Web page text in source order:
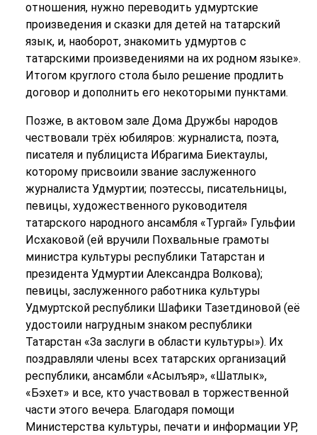
отношения, нужно переводить удмуртские
произведения и сказки для детей на татарский
язык, и, наоборот, знакомить удмуртов с
татарскими произведениями на их родном языке».
Итогом круглого стола было решение продлить
договор и дополнить его некоторыми пунктами.
Позже, в актовом зале Дома Дружбы народов
чествовали трёх юбиляров: журналиста, поэта,
писателя и публициста Ибрагима Биектаулы,
которому присвоили звание заслуженного
журналиста Удмуртии; поэтессы, писательницы,
певицы, художественного руководителя
татарского народного ансамбля «Тургай» Гульфии
Исхаковой (ей вручили Похвальные грамоты
министра культуры республики Татарстан и
президента Удмуртии Александра Волкова);
певицы, заслуженного работника культуры
Удмуртской республики Шафики Тазетдиновой (её
удостоили нагрудным знаком республики
Татарстан «За заслуги в области культуры»). Их
поздравляли члены всех татарских организаций
республики, ансамбли «Асылъяр», «Шатлык»,
«Бэхет» и все, кто участвовал в торжественной
части этого вечера. Благодаря помощи
Министерства культуры, печати и информации УР,